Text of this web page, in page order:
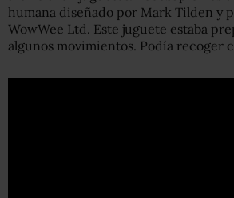
humana diseñado por Mark Tilden y
WowWee Ltd. Este juguete estaba
algunos movimientos. Podía recoger